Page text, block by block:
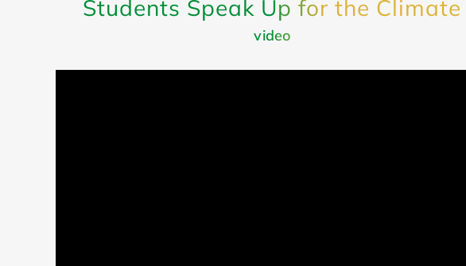
Students Speak Up for the Climate
video